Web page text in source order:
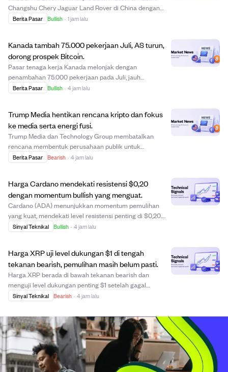
Changshu Chery Jaguar Land Rover di China dengan
investasi lebih dari $3,1 miliar, termasuk $440 juta untuk
cangg...
Berita Pasar Bullish · 1 jam lalu
Kanada tambah 75.000 pekerjaan Juli, AS turun,
dorong prospek Bitcoin.
Pasar tenaga kerja Kanada melonjak dengan
penambahan 75.000 pekerjaan pada Juli, jauh
melampaui perkiraan, sementara payroll AS turun
menahan suku bunga d...
Berita Pasar Bullish · 4 jam lalu
Trump Media hentikan rencana kripto dan fokus
ke media serta energi fusi.
Trump Media dan Technology Group membatalkan
rencana membentuk perusahaan publik untuk
mengakumulasi token Cronos (CRO) karena kondisi
Crypto.com, termasuk m...
Berita Pasar Bearish · 4 jam lalu
Harga Cardano mendekati resistensi $0,20
dengan momentum bullish yang menguat.
Cardano (ADA) menunjukkan momentum pemulihan
yang kuat, mendekati level resistensi penting di $0,20.
Meski sempat mengalami penurunan kecil, ADA tetap
Sinyal Teknikal Bullish · 4 jam lalu
Harga XRP uji level dukungan $1 di tengah
tekanan bearish, pemulihan masih belum pasti.
Harga XRP berada di bawah tekanan bearish dan
menguji level dukungan penting $1 setelah gagal
menembus rata-rata pergerakan 20 dan 50 hari.
pergerakan utama, menandakan tren turun berlanjut
sejak p...
Sinyal Teknikal Bearish · 4 jam lalu